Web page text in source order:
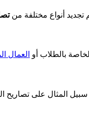
تجديد أنواع مختلفة من
بالطلاب أو العمال
المثال على تصاريح